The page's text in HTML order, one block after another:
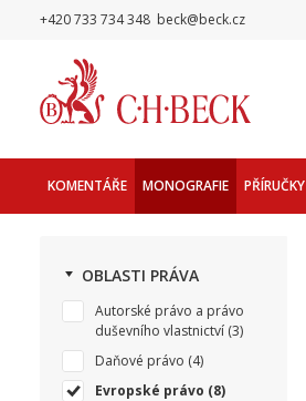
+420 733 734 348 beck@beck.cz
KOMENTÁŘE MONOGRAFIE PŘÍRUČKY
OBLASTI PRÁVA
Autorské právo a právo
duševního vlastnictví (3)
Daňové právo (4)
Evropské právo (8)